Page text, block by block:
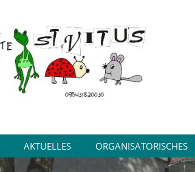
AKTUELLES ORGANISATORISCHES